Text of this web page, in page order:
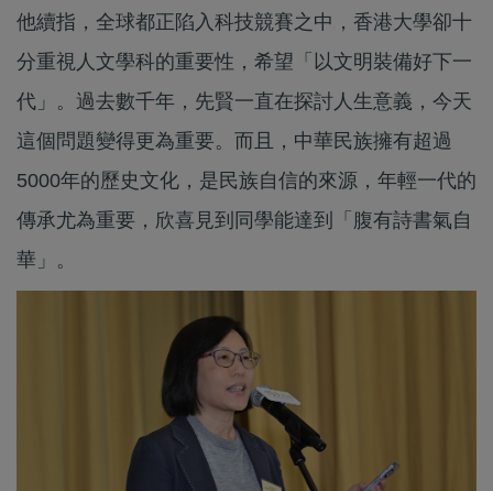
他續指，全球都正陷入科技競賽之中，香港大學卻十
分重視人文學科的重要性，希望「以文明裝備好下一
代」。過去數千年，先賢一直在探討人生意義，今天
這個問題變得更為重要。而且，中華民族擁有超過
5000年的歷史文化，是民族自信的來源，年輕一代的
傳承尤為重要，欣喜見到同學能達到「腹有詩書氣自
華」。